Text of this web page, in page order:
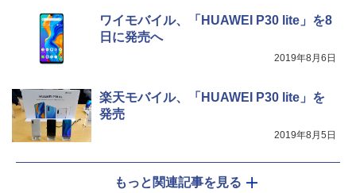
ワイモバイル、「HUAWEI P30 lite」を8
日に発売へ
2019年8月6日
楽天モバイル、「HUAWEI P30 lite」を
発売
2019年8月5日
もっと関連記事を見る